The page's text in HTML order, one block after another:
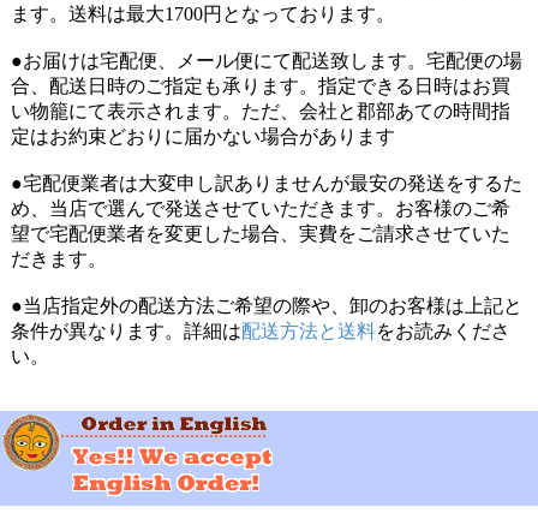
ます。送料は最大1700円となっております。
●お届けは宅配便、メール便にて配送致します。宅配便の場
合、配送日時のご指定も承ります。指定できる日時はお買
い物籠にて表示されます。ただ、会社と郡部あての時間指
定はお約束どおりに届かない場合があります
●宅配便業者は大変申し訳ありませんが最安の発送をするた
め、当店で選んで発送させていただきます。お客様のご希
望で宅配便業者を変更した場合、実費をご請求させていた
だきます。
●当店指定外の配送方法ご希望の際や、卸のお客様は上記と
条件が異なります。詳細は配送方法と送料をお読みくださ
い。